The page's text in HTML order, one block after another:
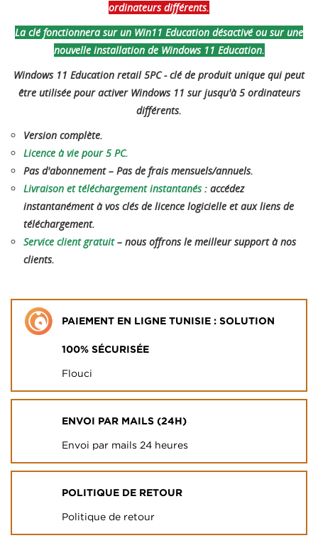
ordinateurs différents.
La clé fonctionnera sur un Win11 Education désactivé ou sur une
nouvelle installation de Windows 11 Education.
Windows 11 Education retail 5PC - clé de produit unique qui peut
être utilisée pour activer Windows 11 sur jusqu'à 5 ordinateurs
différents.
Version complète.
Licence à vie pour 5 PC.
Pas d'abonnement – ​​Pas de frais mensuels/annuels.
Livraison et téléchargement instantanés: accédez
instantanément à vos clés de licence logicielle et aux liens de
téléchargement.
Service client gratuit– nous offrons le meilleur support à nos
clients.
PAIEMENT EN LIGNE TUNISIE : SOLUTION
100% SÉCURISÉE
Flouci
ENVOI PAR MAILS (24H)
Envoi par mails 24 heures
POLITIQUE DE RETOUR
Politique de retour